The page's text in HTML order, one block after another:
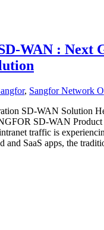
WAN : Next
, Sangfor Network
SD-WAN Solution
SD-WAN
traffic is
and SaaS apps, the